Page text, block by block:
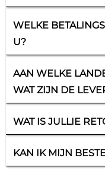
WELKE
U?
AAN WELKE
WAT ZIJN DE
WAT IS JULLIE
KAN IK MIJN